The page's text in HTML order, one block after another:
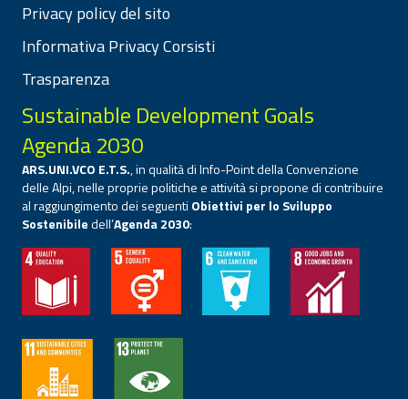
Privacy policy del sito
Informativa Privacy Corsisti
Trasparenza
Sustainable Development Goals
Agenda 2030
ARS.UNI.VCO E.T.S., in qualità di Info-Point della Convenzione
delle Alpi, nelle proprie politiche e attività si propone di contribuire
al raggiungimento dei seguenti Obiettivi per lo Sviluppo
Sostenibiledell’Agenda 2030: